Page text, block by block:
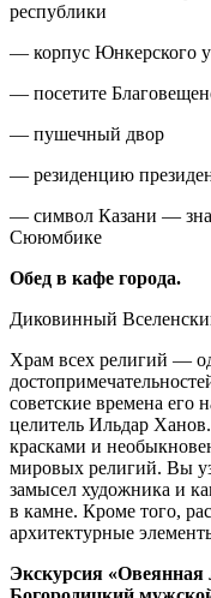
республики
— корпус Юнкерского
— посетите
— пушечный двор
— резиденцию
— символ Казани —
Сююмбике
Обед в кафе города.
Диковинный
Храм всех религий —
советские времена его
целитель Ильдар
красками и
мировых религий. Вы
замысел художника и
в камне. Кроме того,
архитектурные
Экскурсия «Овеянная